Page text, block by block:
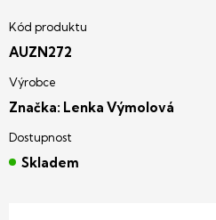
AUZN272
Značka: Lenka Výmolová
Skladem